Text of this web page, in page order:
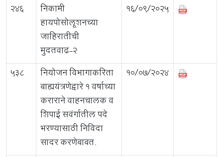
246
निकामी
हायपोसोलूशनच्या
जाहिरातीची
मुदतवाढ-2
16/09/2025
538
नियोजन विभागाकरिता
बाह्ययंत्रणेद्वारे 1 वर्षाच्या
कराराने वाहनचालक व
शिपाई सवंर्गातील पदे
भरण्यासाठी निविदा
सादर करणेबाबत.
10/07/2024